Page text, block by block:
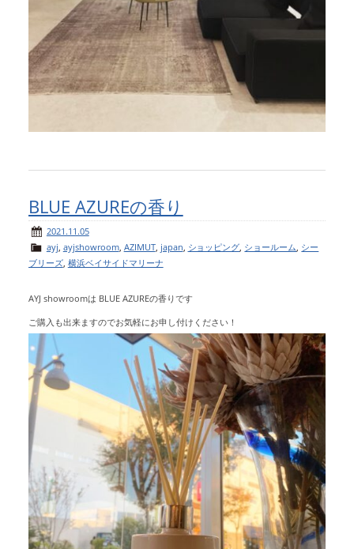
BLUE AZUREの香り
2021.11.05
ayj, ayjshowroom, AZIMUT, japan, ショッピング, ショールーム, シー
ブリーズ, 横浜ベイサイドマリーナ
AYJ showroomは BLUE AZUREの香りです
ご購入も出来ますのでお気軽にお申し付けください！